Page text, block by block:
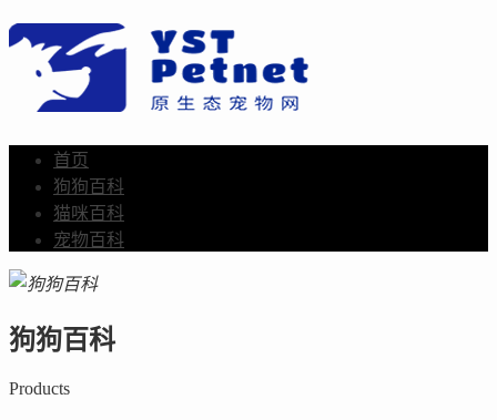
首页
狗狗百科
猫咪百科
宠物百科
狗狗百科
Products